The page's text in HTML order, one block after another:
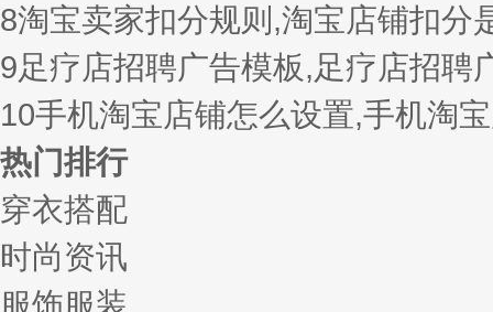
8淘宝卖家扣分规则,淘宝店铺扣分
9足疗店招聘广告模板,足疗店招聘
10手机淘宝店铺怎么设置,手机淘
热门排行
穿衣搭配
时尚资讯
服饰服装